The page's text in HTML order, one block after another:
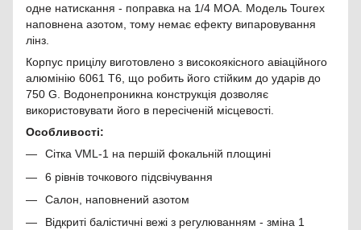
одне натискання - поправка на 1/4 MOA. Модель Tourex
наповнена азотом, тому немає ефекту випаровування
лінз.
Корпус прицілу виготовлено з високоякісного авіаційного
алюмінію 6061 T6, що робить його стійким до ударів до
750 G. Водонепроникна конструкція дозволяє
використовувати його в пересіченій місцевості.
Особливості:
Сітка VML-1 на першій фокальній площині
6 рівнів точкового підсвічування
Салон, наповнений азотом
Відкриті балістичні вежі з регулюванням - зміна 1